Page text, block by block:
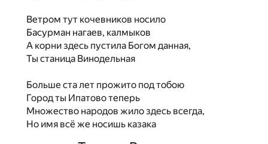
Ветром тут кочевников носило
Басурман нагаев, калмыков
А корни здесь пустила Богом данная,
Ты станица Винодельная
Больше ста лет прожито под тобою
Город ты Ипатово теперь
Множество народов жило здесь всегда,
Но имя всё же носишь казака